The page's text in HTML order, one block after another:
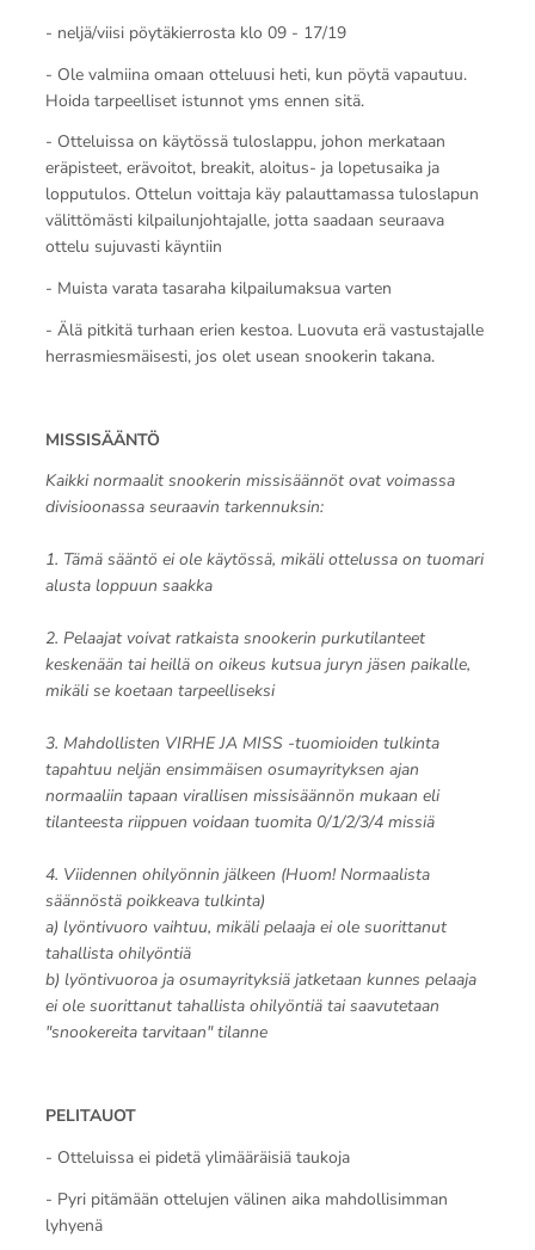
- neljä/viisi pöytäkierrosta klo 09 - 17/19
- Ole valmiina omaan otteluusi heti, kun pöytä vapautuu.
Hoida tarpeelliset istunnot yms ennen sitä.
- Otteluissa on käytössä tuloslappu, johon merkataan
eräpisteet, erävoitot, breakit, aloitus- ja lopetusaika ja
lopputulos. Ottelun voittaja käy palauttamassa tuloslapun
välittömästi kilpailunjohtajalle, jotta saadaan seuraava
ottelu sujuvasti käyntiin
- Muista varata tasaraha kilpailumaksua varten
- Älä pitkitä turhaan erien kestoa. Luovuta erä vastustajalle
herrasmiesmäisesti, jos olet usean snookerin takana.
MISSISÄÄNTÖ
Kaikki normaalit snookerin missisäännöt ovat voimassa
divisioonassa seuraavin tarkennuksin:
1. Tämä sääntö ei ole käytössä, mikäli ottelussa on tuomari
alusta loppuun saakka
2. Pelaajat voivat ratkaista snookerin purkutilanteet
keskenään tai heillä on oikeus kutsua juryn jäsen paikalle,
mikäli se koetaan tarpeelliseksi
3. Mahdollisten VIRHE JA MISS -tuomioiden tulkinta
tapahtuu neljän ensimmäisen osumayrityksen ajan
normaaliin tapaan virallisen missisäännön mukaan eli
tilanteesta riippuen voidaan tuomita 0/1/2/3/4 missiä
4. Viidennen ohilyönnin jälkeen (Huom! Normaalista
säännöstä poikkeava tulkinta)
a) lyöntivuoro vaihtuu, mikäli pelaaja ei ole suorittanut
tahallista ohilyöntiä
b) lyöntivuoroa ja osumayrityksiä jatketaan kunnes pelaaja
ei ole suorittanut tahallista ohilyöntiä tai saavutetaan
"snookereita tarvitaan" tilanne
PELITAUOT
- Otteluissa ei pidetä ylimääräisiä taukoja
- Pyri pitämään ottelujen välinen aika mahdollisimman
lyhyenä